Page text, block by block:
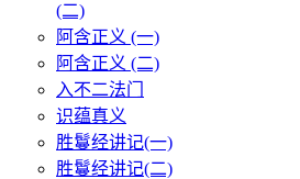
(二)
阿含正义 (一)
阿含正义 (二)
入不二法门
识蕴真义
胜鬘经讲记(一)
胜鬘经讲记(二)